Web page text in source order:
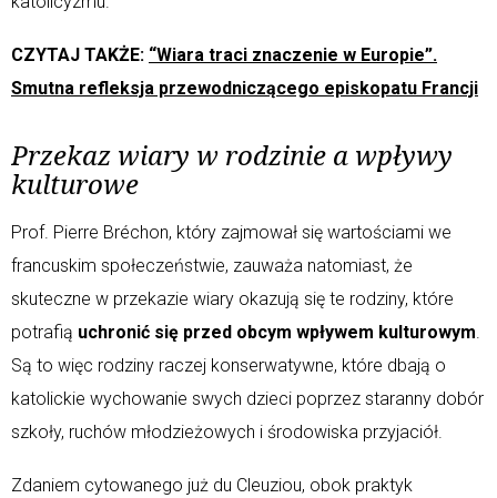
CZYTAJ TAKŻE: “Wiara traci znaczenie w Europie”.
Smutna refleksja przewodniczącego episkopatu Francji
Przekaz wiary w rodzinie a wpływy
kulturowe
Prof. Pierre Bréchon, który zajmował się wartościami we
francuskim społeczeństwie, zauważa natomiast, że
skuteczne w przekazie wiary okazują się te rodziny, które
potrafią uchronić się przed obcym wpływem kulturowym.
Są to więc rodziny raczej konserwatywne, które dbają o
katolickie wychowanie swych dzieci poprzez staranny dobór
szkoły, ruchów młodzieżowych i środowiska przyjaciół.
Zdaniem cytowanego już du Cleuziou, obok praktyk